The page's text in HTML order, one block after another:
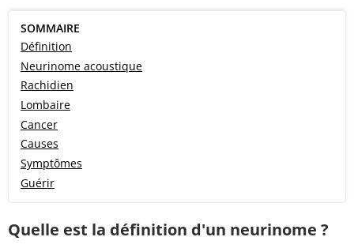
SOMMAIRE
Définition
Neurinome acoustique
Rachidien
Lombaire
Cancer
Causes
Symptômes
Guérir
Quelle est la définition d'un neurinome ?